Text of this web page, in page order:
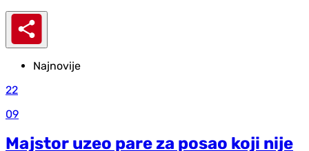
Najnovije
22
09
Majstor uzeo pare za posao koji nije